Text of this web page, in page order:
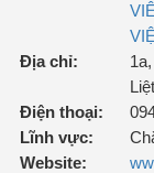
Địa chỉ:
Điện thoại:
Lĩnh vực:
Website: